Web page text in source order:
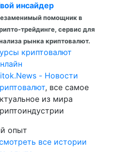
инсайдер
помощник в
трейдинге, сервис для
рынка криптовалют.
криптовалют
- Новости
, все самое
из мира
опыт